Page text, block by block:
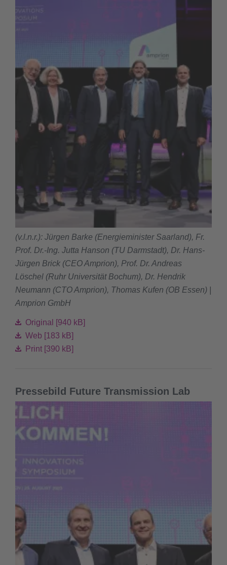
Original [940 kB]
Web [183 kB]
Print [390 kB]
(v.l.n.r.): Jürgen Barke (Energieminister Saarland), Fr.
Prof. Dr.-Ing. Jutta Hanson (TU Darmstadt), Dr. Hans-
Jürgen Brick (CEO Amprion), Prof. Dr. Andreas
Löschel (Ruhr Universität Bochum), Dr. Hendrik
Neumann (CTO Amprion), Thomas Kufen (OB Essen) |
Amprion GmbH
Pressebild Future Transmission Lab